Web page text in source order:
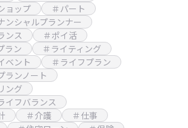
ョップ
＃パート
ンシャルプランナー
ンス
＃ポイ活
ラン
＃ライティング
ベント
＃ライフプラン
ランノート
ング
イフバランス
＃介護
＃仕事